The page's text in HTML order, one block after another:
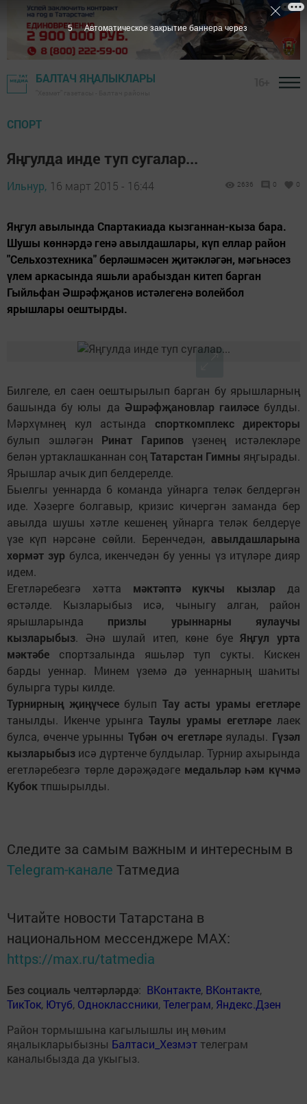
БАЛТАЧ ЯҢАЛЫКЛАРЫ
СПОРТ
Яңгулда инде туп сугалар...
Ильнур, 16 март 2015 - 16:44 2636 0 0
Яңгул авылында Спартакиада кызганнан-кыза бара.
Шушы көннәрдә генә авылдашлары, күп еллар район
"Сельхозтехника" берләшмәсен җитәкләгән, мәгьнәсез
үлем аркасында яшьли арабыздан китеп барган
Гыйльфан Әшрәфҗанов истәлегенә волейбол
ярышлары оештырды.
Билгеле, ел саен оештырылып барган бу ярышларның
башында бу юлы да Әшрәфҗановлар гаиләсебулды.
Мәрхүмнең кул астында спорткомплекс директоры
булып эшләгән Ринат Гариповүзенең истәлекләре
белән уртаклашканнан соңТатарстан Гимны яңгырады.
Ярышлар ачык дип белдерелде.
Быелгы уеннарда 6 команда уйнарга теләк белдергән
иде. Хәзерге болгавыр, кризис кичергән заманда бер
авылда шушы хәтле кешенең уйнарга теләк белдерүе
үзе күп нәрсәне сөйли. Беренчедән, авылдашларына
хөрмәт зурбулса, икенчедән бу уенны үз итүләре дияр
идем.
Егетләребезгә хәтта мәктәптә кукчы кызлар да
өстәлде. Кызларыбыз исә, чыныгу алган, район
ярышларында призлы урыннарны яулаучы
кызларыбыз. Әнә шулай итеп, көне буеЯңгул урта
мәктәбе спортзалында яшьләр туп сукты. Кискен
барды уеннар. Минем үземә дә уеннарның шаһиты
булырга туры килде.
Турнирның җиңүчесебулып Тау асты урамы егетләре
танылды. Икенче урынга Таулы урамы егетләре лаек
булса, өченче урынныТүбән оч егетләреяулады. Гүзәл
кызларыбыз исә дүртенче булдылар. Турнир ахырында
егетләребезгә төрле дәрәҗәдәге медальләр һәм күчмә
Кубоктпшырылды.
Следите за самым важным и интересным в
Telegram-канале Татмедиа
Читайте новости Татарстана в
национальном мессенджере MАХ:
https://max.ru/tatmedia
Без социаль челтәрләрдә: ВКонтакте, ВКонтакте,
ТикТок, Ютуб, Одноклассники,Телеграм, Яндекс.Дзен
Район тормышына кагылышлы иң мөһим
яңалыкларыбызны Балтаси_Хезмэт телеграм
каналыбызда да укыгыз.
4 Автоматическое закрытие баннера через